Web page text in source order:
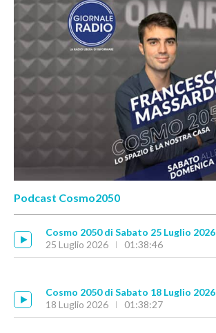
Podcast Cosmo2050
Cosmo 2050 di Sabato 25 Luglio 2026
25 Luglio 2026
01:38:46
Cosmo 2050 di Sabato 18 Luglio 2026
18 Luglio 2026
01:38:27